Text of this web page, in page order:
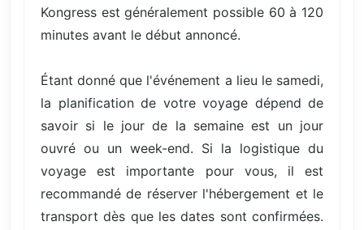
Kongress est généralement possible 60 à 120
minutes avant le début annoncé.
Étant donné que l'événement a lieu le samedi,
la planification de votre voyage dépend de
savoir si le jour de la semaine est un jour
ouvré ou un week-end. Si la logistique du
voyage est importante pour vous, il est
recommandé de réserver l'hébergement et le
transport dès que les dates sont confirmées.